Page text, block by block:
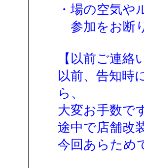
・場の空気
参加をお断
【以前ご連
以前、告知時
ら、
大変お手数で
途中で店舗改
今回あらため